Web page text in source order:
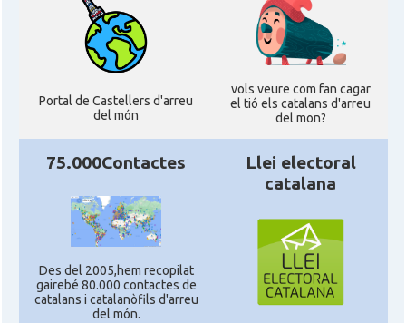
Portal de Castellers d'arreu
del món
vols veure com fan cagar
el tió els catalans d'arreu
del mon?
75.000Contactes
Des del 2005,hem recopilat
gairebé 80.000 contactes de
catalans i catalanòfils d'arreu
del món.
Llei electoral
catalana